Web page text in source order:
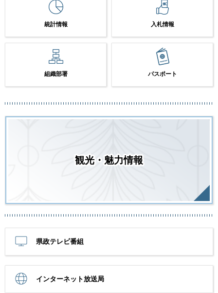
統計情報 入札情報
組織部署 パスポート
観光・魅力情報
県政テレビ番組
インターネット放送局